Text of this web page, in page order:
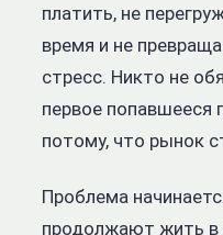
платить, не
время и не
стресс. Никто не
первое попавшееся
потому, что рынок
Проблема
продолжают жить в